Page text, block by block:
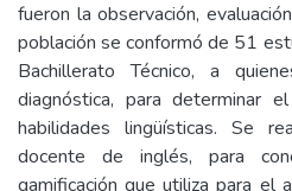
fueron la observación,
población se conformó de 51
Bachillerato Técnico, a
diagnóstica, para determinar
habilidades lingüísticas. Se
docente de inglés, para
gamificación que utiliza para el